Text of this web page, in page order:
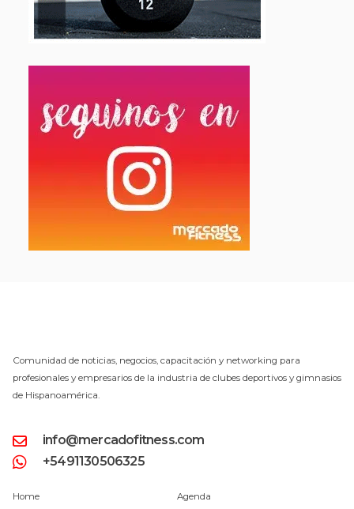
Comunidad de noticias, negocios, capacitación y networking para
profesionales y empresarios de la industria de clubes deportivos y gimnasios
de Hispanoamérica.
info@mercadofitness.com
+5491130506325
Home Agenda